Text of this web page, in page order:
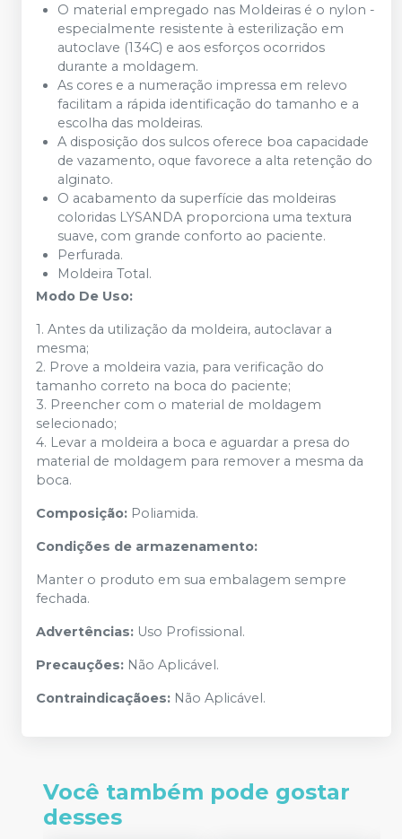
O material empregado nas Moldeiras é o nylon -
especialmente resistente à esterilização em
autoclave (134C) e aos esforços ocorridos
durante a moldagem.
As cores e a numeração impressa em relevo
facilitam a rápida identificação do tamanho e a
escolha das moldeiras.
A disposição dos sulcos oferece boa capacidade
de vazamento, oque favorece a alta retenção do
alginato.
O acabamento da superfície das moldeiras
coloridas LYSANDA proporciona uma textura
suave, com grande conforto ao paciente.
Perfurada.
Moldeira Total.
Modo De Uso:
1. Antes da utilização da moldeira, autoclavar a
mesma;
2. Prove a moldeira vazia, para verificação do
tamanho correto na boca do paciente;
3. Preencher com o material de moldagem
selecionado;
4. Levar a moldeira a boca e aguardar a presa do
material de moldagem para remover a mesma da
boca.
Composição: Poliamida.
Condições de armazenamento:
Manter o produto em sua embalagem sempre
fechada.
Advertências: Uso Profissional.
Precauções: Não Aplicável.
Contraindicaçãoes: Não Aplicável.
Você também pode gostar
desses